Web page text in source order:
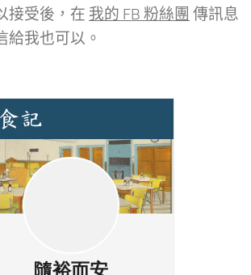
接受後，在 我的 FB 粉絲團 傳訊息
給我也可以。